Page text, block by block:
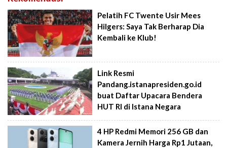
Pelatih FC Twente Usir Mees
Hilgers: Saya Tak Berharap Dia
Kembali ke Klub!
Link Resmi
Pandang.istanapresiden.go.id
buat Daftar Upacara Bendera
HUT RI di Istana Negara
4 HP Redmi Memori 256 GB dan
Kamera Jernih Harga Rp1 Jutaan,